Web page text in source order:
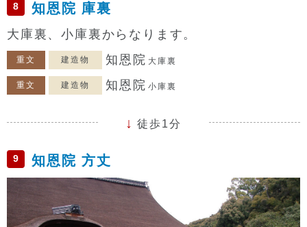
8 知恩院 庫裏
大庫裏、小庫裏からなります。
重文 建造物 知恩院 大庫裏
重文 建造物 知恩院 小庫裏
徒歩1分
9 知恩院 方丈